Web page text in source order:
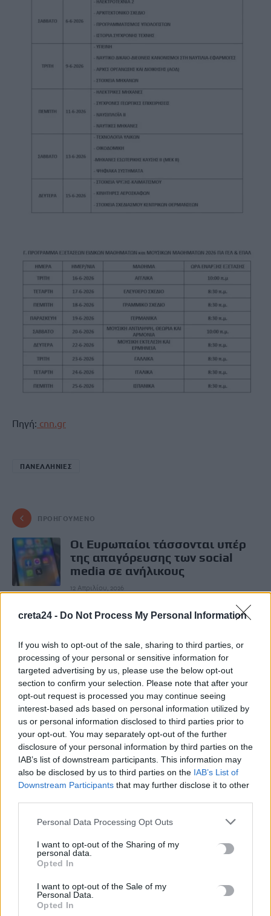
creta24 - Do Not Process My Personal Information
If you wish to opt-out of the sale, sharing to third parties, or
processing of your personal or sensitive information for
targeted advertising by us, please use the below opt-out
section to confirm your selection. Please note that after your
opt-out request is processed you may continue seeing
interest-based ads based on personal information utilized by
us or personal information disclosed to third parties prior to
your opt-out. You may separately opt-out of the further
disclosure of your personal information by third parties on the
IAB’s list of downstream participants. This information may
also be disclosed by us to third parties on the IAB’s List of
Downstream Participants that may further disclose it to other
Personal Data Processing Opt Outs
I want to opt-out of the Sharing of my
personal data.
Opted In
I want to opt-out of the Sale of my
Personal Data.
Opted In
Πηγή: cnn.gr
ΠΑΝΕΛΛΗΝΙΕΣ
ΠΡΟΗΓΟΎΜΕΝΟ
Οι Ευρωπαίοι τάσσονται υπέρ
της απαγόρευσης των social
media σε ανήλικους
12 Απριλίου, 2026
ΕΠΌΜΕΝΟ
Θεσσαλονίκη: Θρίλερ με τη
δολοφονία 64χρονου στην
Ευκαρπία
12 Απριλίου, 2026
Μην χάνεις είδηση. Βάλε τοCRETA24στην
Google
ΠΡΟΣΘΕΣΕ ΤΟCRETA24ΣΤΗΝ GOOGLE
ΡΟΗ ΕΙΔΗΣΕΩΝ
εξαπάτησε πολίτες
9 Αυγούστου, 2026
Ρουσσοχώρια: Κρητικό γλέντι με τον Δημήτρη Σπυριδάκη
9 Αυγούστου, 2026